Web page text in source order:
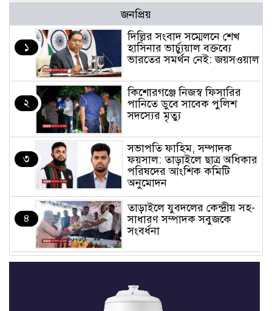
জনপ্রিয়
১
দিল্লির সংবাদ সম্মেলনে শেখ
হাসিনার ভার্চ্যুয়াল বক্তব্যে
ভারতের সমর্থন নেই: জয়সওয়াল
২
কিশোরগঞ্জে নিজস্ব ফিসারির
পানিতে ডুবে সাবেক পুলিশ
সদস্যের মৃত্যু
৩
সভাপতি ফাহিম, সম্পাদক
ফয়সাল: তাড়াইলে ছাত্র অধিকার
পরিষদের আংশিক কমিটি
অনুমোদন
৪
তাড়াইলে যুবদলের কেন্দ্রীয় সহ-
সাধারণ সম্পাদক সবুজকে
সংবর্ধনা
৪ মন্ত্রণালয়ে নতুন সচিব নিয়োগ,